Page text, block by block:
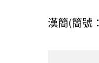
漢簡(簡號